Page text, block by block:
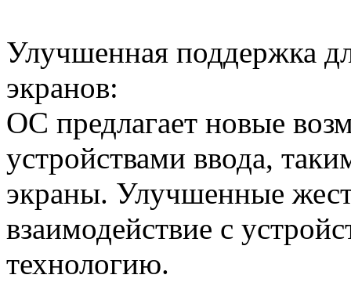
Улучшенная поддержка
экранов:
ОС предлагает новые
устройствами ввода,
экраны. Улучшенные
взаимодействие с
технологию.